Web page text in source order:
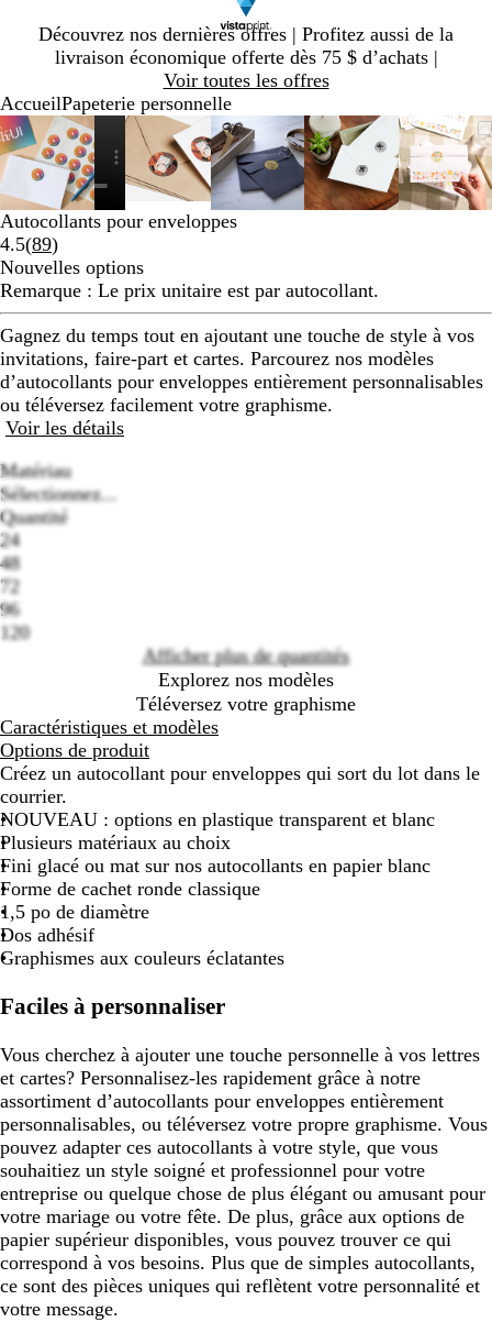
Découvrez nos dernières offres | Profitez aussi de la
livraison économique offerte dès 75 $ d’achats |
Voir toutes les offres
Diapositive
1
AccueilPapeterie personnelle
Image
zoomable
Zoomé
à
minimum
Cliquez
pour
agrandir
Utilisez
les
touches
« plus »
et
« moins »
pour
zoomer,
et
les
touches
fléchées
pour
panoramiser
Image
zoomable
Zoomé
à
minimum
Cliquez
pour
agrandir
Utilisez
les
touches
« plus »
et
zoomer,
et
les
touches
fléchées
pour
Image
zoomable
Zoomé
à
minimum
Cliquez
pour
agrandir
Utilisez
les
touches
« plus »
zoomer,
et
les
touches
fléchées
pour
Image
zoomable
Zoomé
à
minimum
Cliquez
pour
agrandir
Utilisez
les
touches
« plus »
zoomer,
et
les
touches
fléchées
Image
à pour
les
«
et
les
Diapositive
1
sur
6
Autocollants pour enveloppes
4.5(89Lire
les
89 avis
)
Nouvelles options
Remarque : Le prix unitaire est par autocollant.
Gagnez du temps tout en ajoutant une touche de style à vos
invitations, faire-part et cartes. Parcourez nos modèles
d’autocollants pour enveloppes entièrement personnalisables
ou téléversez facilement votre graphisme.
Voir les détails
Matériau
Sélectionnez...
Quantité
24
48
72
96
120
Afficher plus de quantités
Explorez nos modèles
Téléversez votre graphisme
Caractéristiques et modèles
Options de produit
Créez un autocollant pour enveloppes qui sort du lot dans le
courrier.
NOUVEAU : options en plastique transparent et blanc
Plusieurs matériaux au choix
Fini glacé ou mat sur nos autocollants en papier blanc
Forme de cachet ronde classique
1,5 po de diamètre
Dos adhésif
Graphismes aux couleurs éclatantes
Faciles à personnaliser
Vous cherchez à ajouter une touche personnelle à vos lettres
et cartes? Personnalisez-les rapidement grâce à notre
assortiment d’autocollants pour enveloppes entièrement
personnalisables, ou téléversez votre propre graphisme. Vous
pouvez adapter ces autocollants à votre style, que vous
souhaitiez un style soigné et professionnel pour votre
entreprise ou quelque chose de plus élégant ou amusant pour
votre mariage ou votre fête. De plus, grâce aux options de
papier supérieur disponibles, vous pouvez trouver ce qui
correspond à vos besoins. Plus que de simples autocollants,
ce sont des pièces uniques qui reflètent votre personnalité et
votre message.